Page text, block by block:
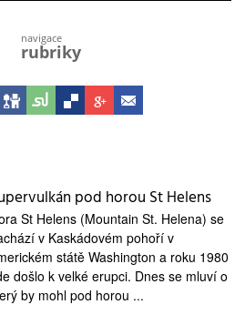
navigace
rubriky
astro
vesmír
společnost
objevy
vynálezy
planeta
přiroda
pod horou St Helens
St Helens (Mountain St. Helena) se
v Kaskádovém pohoří v
státě Washington a roku 1980
došlo k velké erupci. Dnes se mluví o
by mohl pod horou ...